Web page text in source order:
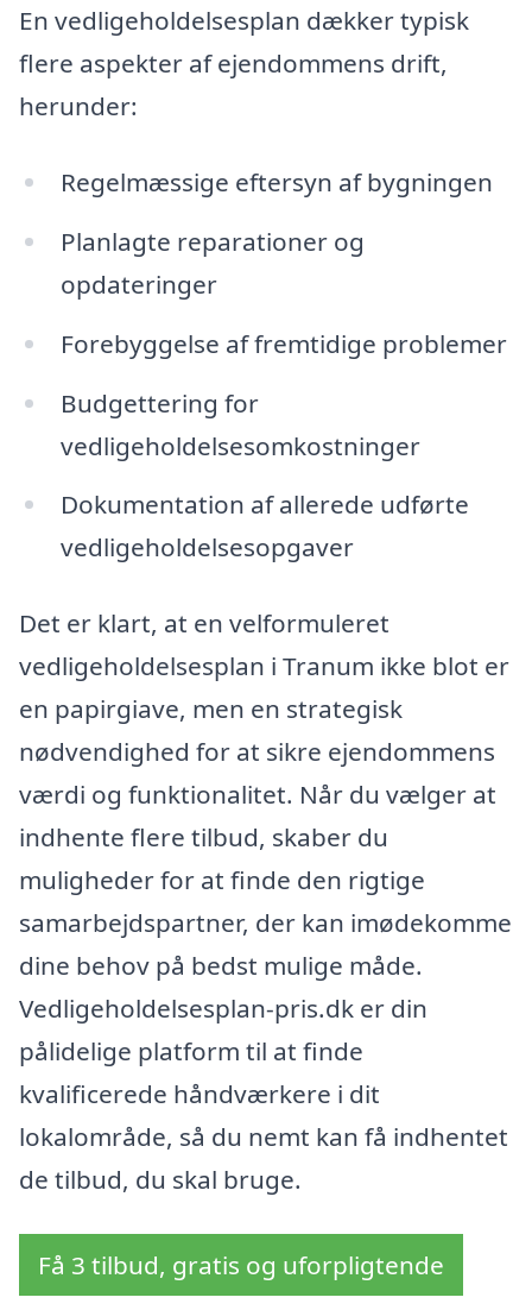
En vedligeholdelsesplan dækker typisk
flere aspekter af ejendommens drift,
herunder:
Regelmæssige eftersyn af bygningen
Planlagte reparationer og
opdateringer
Forebyggelse af fremtidige problemer
Budgettering for
vedligeholdelsesomkostninger
Dokumentation af allerede udførte
vedligeholdelsesopgaver
Det er klart, at en velformuleret
vedligeholdelsesplan i Tranum ikke blot er
en papirgiave, men en strategisk
nødvendighed for at sikre ejendommens
værdi og funktionalitet. Når du vælger at
indhente flere tilbud, skaber du
muligheder for at finde den rigtige
samarbejdspartner, der kan imødekomme
dine behov på bedst mulige måde.
Vedligeholdelsesplan-pris.dk er din
pålidelige platform til at finde
kvalificerede håndværkere i dit
lokalområde, så du nemt kan få indhentet
de tilbud, du skal bruge.
Få 3 tilbud, gratis og uforpligtende